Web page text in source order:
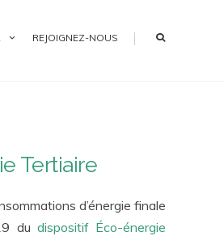
REJOIGNEZ-NOUS |
Tertiaire
d’énergie finale
du dispositif Éco-énergie